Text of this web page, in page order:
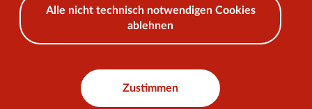
Alle nicht technisch notwendigen Cookies
ablehnen
Zustimmen